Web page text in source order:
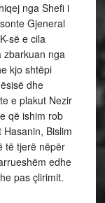
nga Shefi i
Gjeneral
së e cila
zbarkuan nga
kjo shtëpi
dhe
e plakut Nezir
që ishim rob
Bislim
të tjerë nëpër
edhe
pas çlirimit.